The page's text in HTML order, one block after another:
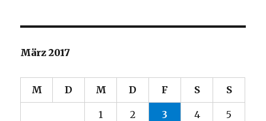
März 2017
M D M D F S S
1 2 3 4 5